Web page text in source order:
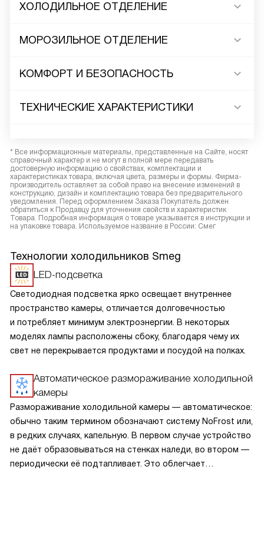
ХОЛОДИЛЬНОЕ ОТДЕЛЕНИЕ
МОРОЗИЛЬНОЕ ОТДЕЛЕНИЕ
КОМФОРТ И БЕЗОПАСНОСТЬ
ТЕХНИЧЕСКИЕ ХАРАКТЕРИСТИКИ
* Все информационные материалы, представленные на Сайте, носят
справочный характер и не могут в полной мере передавать
достоверную информацию о свойствах, комплектации и
характеристиках товара, включая цвета, размеры и формы. Фирма-
производитель оставляет за собой право на внесение изменений в
конструкцию, дизайн и комплектацию товара без предварительного
уведомления. Перед оформлением Заказа Покупатель должен
обратиться к Продавцу для уточнения свойств и характеристик
Товара. Подробная информация о товаре указывается в инструкции и
на упаковке товара. Используемое название в России: Смег
Технологии холодильников Smeg
LED-подсветка
Светодиодная подсветка ярко освещает внутреннее
пространство камеры, отличается долговечностью
и потребляет минимум электроэнергии. В некоторых
моделях лампы расположены сбоку, благодаря чему их
свет не перекрывается продуктами и посудой на полках.
Автоматическое размораживание холодильной
камеры
Размораживание холодильной камеры — автоматическое:
обычно таким термином обозначают систему NoFrost или,
в редких случаях, капельную. В первом случае устройство
не даёт образовываться на стенках наледи, во втором —
периодически её подтапливает. Это облегчает